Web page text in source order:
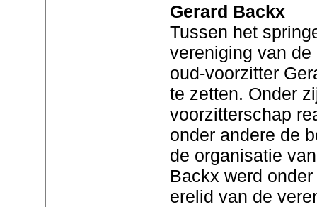
Gerard Backx
Tussen het
vereniging van
oud-voorzitter
te zetten. Onder
voorzitterschap
onder andere de
de organisatie
Backx werd
erelid van de